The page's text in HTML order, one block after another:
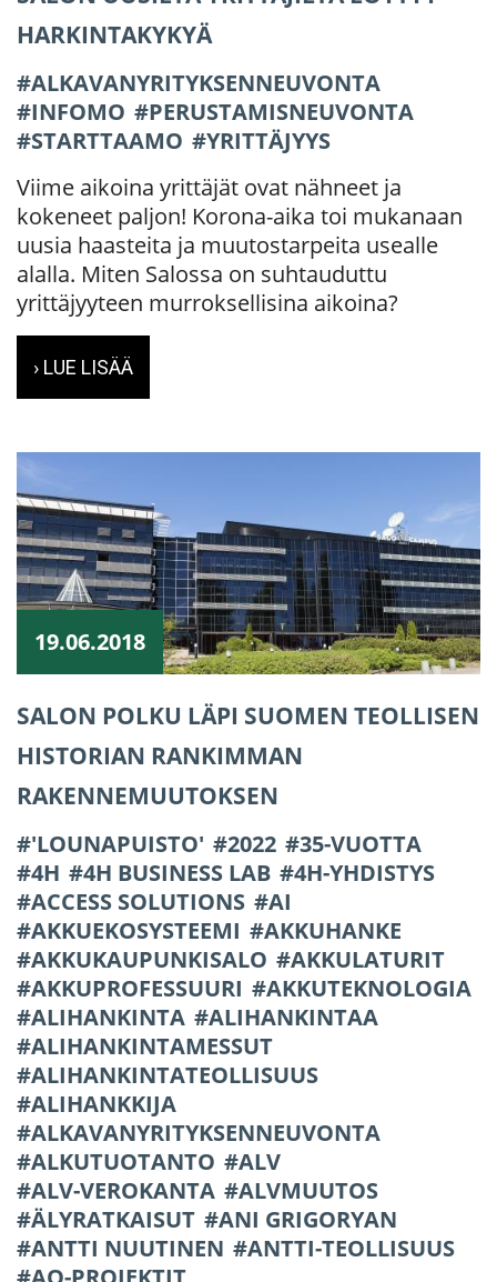
HARKINTAKYKYÄ
ALKAVANYRITYKSENNEUVONTA
INFOMO
PERUSTAMISNEUVONTA
STARTTAAMO
YRITTÄJYYS
Viime aikoina yrittäjät ovat nähneet ja
kokeneet paljon! Korona-aika toi mukanaan
uusia haasteita ja muutostarpeita usealle
alalla. Miten Salossa on suhtauduttu
yrittäjyyteen murroksellisina aikoina?
› LUE LISÄÄ
19.06.2018
SALON POLKU LÄPI SUOMEN TEOLLISEN
HISTORIAN RANKIMMAN
RAKENNEMUUTOKSEN
'LOUNAPUISTO' 2022
35-VUOTTA
4H
4H BUSINESS LAB
4H-YHDISTYS
ACCESS SOLUTIONS
AI
AKKUEKOSYSTEEMI
AKKUHANKE
AKKUKAUPUNKISALO
AKKULATURIT
AKKUPROFESSUURI
AKKUTEKNOLOGIA
ALIHANKINTA
ALIHANKINTAA
ALIHANKINTAMESSUT
ALIHANKINTATEOLLISUUS
ALIHANKKIJA
ALKAVANYRITYKSENNEUVONTA
ALKUTUOTANTO
ALV
ALV-VEROKANTA
ALVMUUTOS
ÄLYRATKAISUT
ANI GRIGORYAN
ANTTI NUUTINEN
ANTTI-TEOLLISUUS